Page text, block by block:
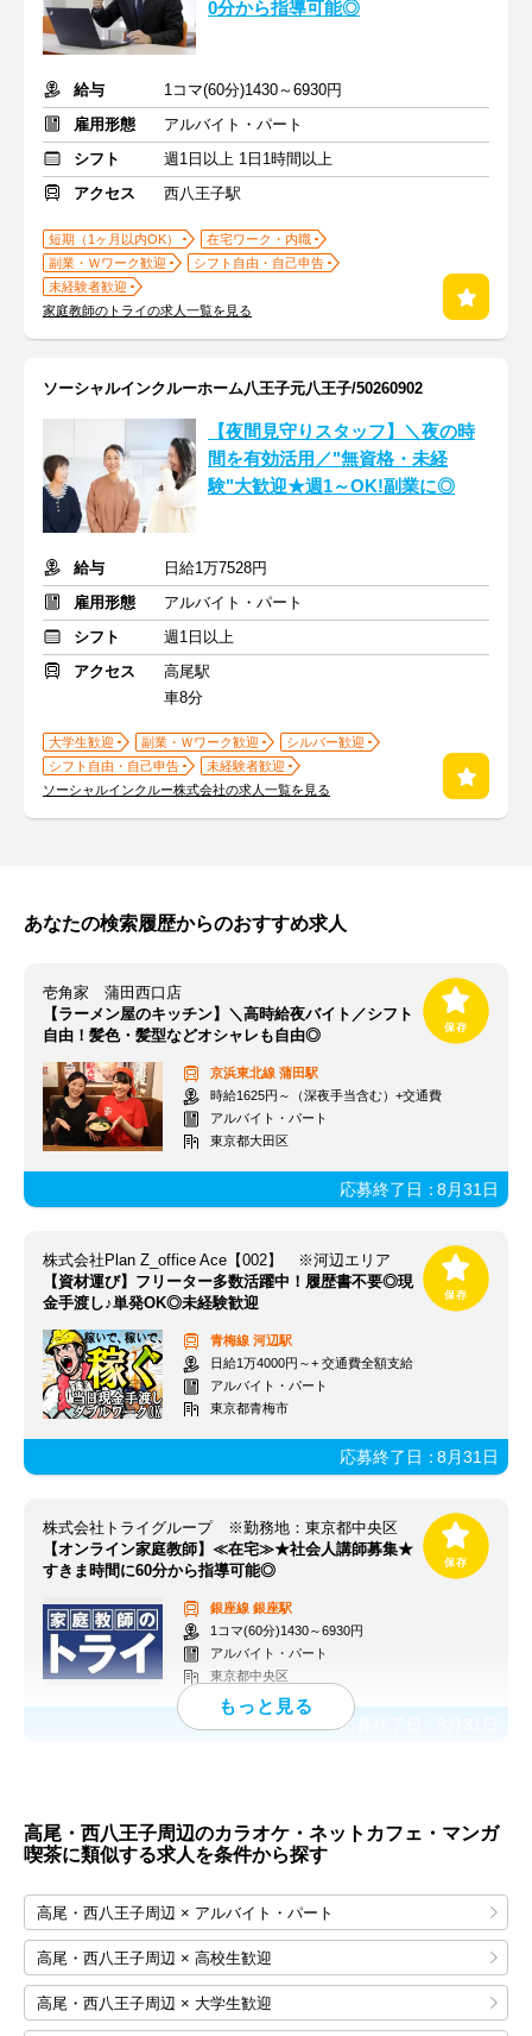
0分から指導可能◎
給与
1コマ(60分)1430～6930円
雇用形態
アルバイト・パート
シフト
週1日以上 1日1時間以上
アクセス
西八王子駅
短期（1ヶ月以内OK）
在宅ワーク・内職
副業・Ｗワーク歓迎
シフト自由・自己申告
未経験者歓迎
家庭教師のトライの求人一覧を見る
ソーシャルインクルーホーム八王子元八王子/50260902
【夜間見守りスタッフ】＼夜の時
間を有効活用／"無資格・未経
験"大歓迎★週1～OK!副業に◎
給与
日給1万7528円
雇用形態
アルバイト・パート
シフト
週1日以上
アクセス
高尾駅
車8分
大学生歓迎 副業・Ｗワーク歓迎
シルバー歓迎
シフト自由・自己申告
未経験者歓迎
ソーシャルインクルー株式会社の求人一覧を見る
あなたの検索履歴からのおすすめ求人
壱角家 蒲田西口店
【ラーメン屋のキッチン】＼高時給夜バイト／シフト
自由！髪色・髪型などオシャレも自由◎
京浜東北線 蒲田駅
時給1625円～（深夜手当含む）+交通費
アルバイト・パート
東京都大田区
応募終了日：8月31日
株式会社Plan Z_office Ace【002】 ※河辺エリア
【資材運び】フリーター多数活躍中！履歴書不要◎現
金手渡し♪単発OK◎未経験歓迎
青梅線 河辺駅
日給1万4000円～+ 交通費全額支給
アルバイト・パート
東京都青梅市
応募終了日：8月31日
株式会社トライグループ ※勤務地：東京都中央区
【オンライン家庭教師】≪在宅≫★社会人講師募集★
すきま時間に60分から指導可能◎
銀座線 銀座駅
1コマ(60分)1430～6930円
アルバイト・パート
東京都中央区
応募終了日：
高尾・西八王子周辺のカラオケ・ネットカフェ・マンガ
喫茶に類似する求人を条件から探す
高尾・西八王子周辺 × アルバイト・パート
高尾・西八王子周辺 × 高校生歓迎
高尾・西八王子周辺 × 大学生歓迎